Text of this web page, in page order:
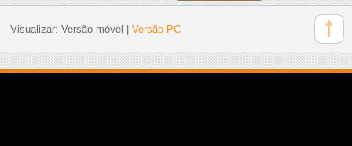
Visualizar: Versão móvel Versão PC